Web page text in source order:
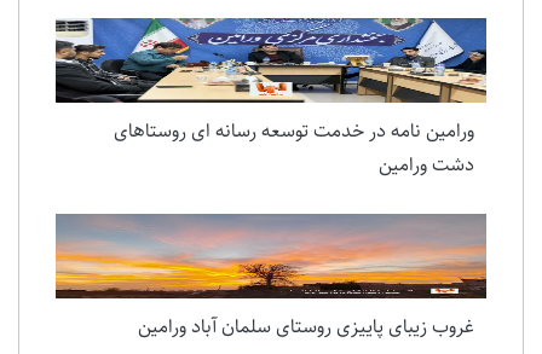
ورامین نامه در خدمت توسعه رسانه ای روستاهای
دشت ورامین
غروب زیبای پاییزی روستای سلمان آباد ورامین